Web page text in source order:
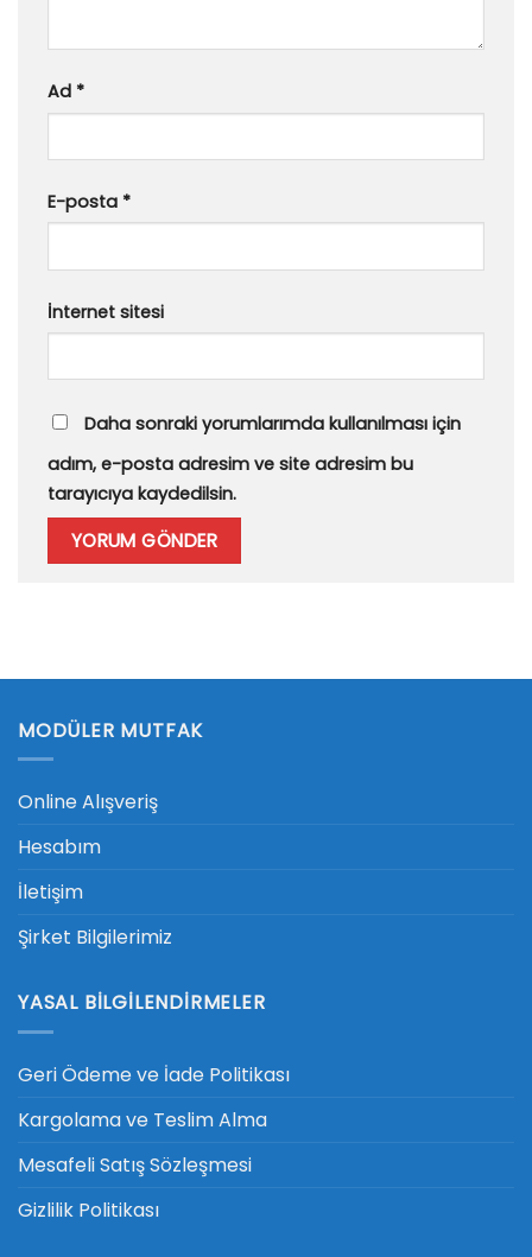
Ad *
E-posta *
İnternet sitesi
Daha sonraki yorumlarımda kullanılması için
adım, e-posta adresim ve site adresim bu
tarayıcıya kaydedilsin.
MODÜLER MUTFAK
Online Alışveriş
Hesabım
İletişim
Şirket Bilgilerimiz
YASAL BILGILENDIRMELER
Geri Ödeme ve İade Politikası
Kargolama ve Teslim Alma
Mesafeli Satış Sözleşmesi
Gizlilik Politikası